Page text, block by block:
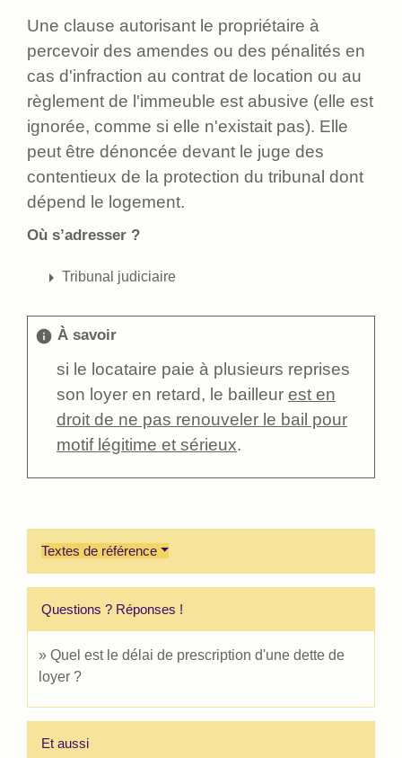
Une clause autorisant le propriétaire à
percevoir des amendes ou des pénalités en
cas d'infraction au contrat de location ou au
règlement de l'immeuble est abusive (elle est
ignorée, comme si elle n'existait pas). Elle
peut être dénoncée devant le juge des
contentieux de la protection du tribunal dont
dépend le logement.
Où s’adresser ?
arrow_right Tribunal judiciaire
info À savoir
si le locataire paie à plusieurs reprises
son loyer en retard, le bailleur est en
droit de ne pas renouveler le bail pour
motif légitime et sérieux.
Textes de référence
Questions ? Réponses !
Quel est le délai de prescription d'une dette de
loyer ?
Et aussi